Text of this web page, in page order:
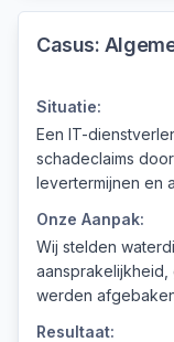
Casus:
Situatie:
Een IT-
schadeclaims
levertermijnen en
Onze Aanpak:
Wij stelden
werden
Resultaat: